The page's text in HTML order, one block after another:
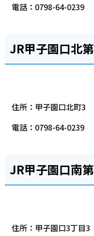
電話：0798-64-0239
JR甲子園口北
住所：甲子園口北町3
電話：0798-64-0239
JR甲子園口南
住所：甲子園口3丁目3